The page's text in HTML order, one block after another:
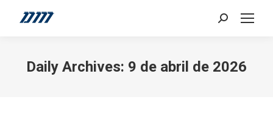
Search:
Daily Archives: 9 de abril de 2026